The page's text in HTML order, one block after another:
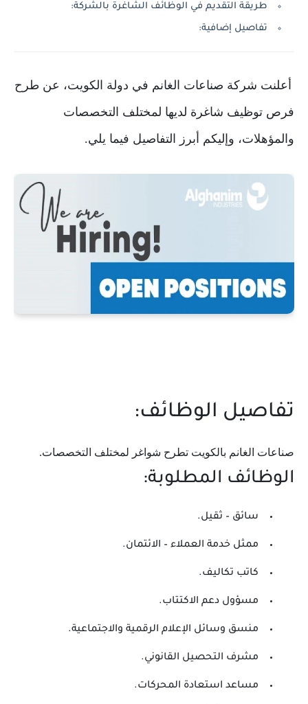
طريقة التقديم في الوظائف الشاغرة بالشركة:
تفاصيل إضافية:
أعلنت شركة صناعات الغانم في دولة الكويت، عن طرح
فرص توظيف شاغرة لديها لمختلف التخصصات
والمؤهلات، وإليكم أبرز التفاصيل فيما يلي.
تفاصيل الوظائف:
صناعات الغانم بالكويت تطرح شواغر لمختلف التخصصات.
الوظائف المطلوبة:
سائق – ثقيل.
ممثل خدمة العملاء – الائتمان.
كاتب تكاليف.
مسؤول دعم الاكتتاب.
منسق وسائل الإعلام الرقمية والاجتماعية.
مشرف التحصيل القانوني.
مساعد استعادة المحركات.